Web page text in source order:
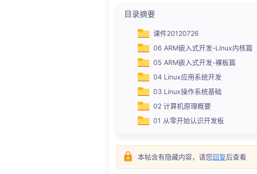
目录摘要
课件20120726
06 ARM嵌入式开发-Linux内核篇
05 ARM嵌入式开发-裸板篇
04 Linux应用系统开发
03 Linux操作系统基础
02 计算机原理概要
01 从零开始认识开发板
本帖含有隐藏内容，请您回复后查看